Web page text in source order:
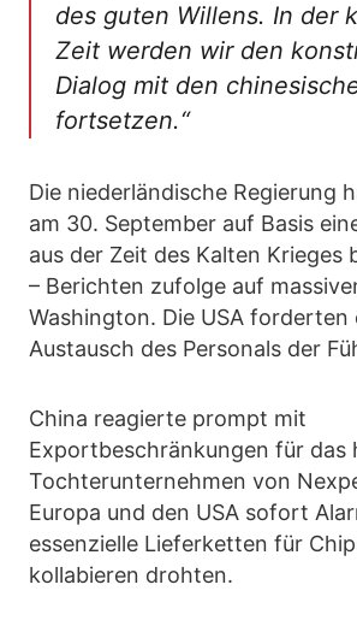
des guten Willens. In der
Zeit werden wir den
Dialog mit den
fortsetzen.“
Die niederländische Regierung
am 30. September auf Basis
aus der Zeit des Kalten Krieges
– Berichten zufolge auf
Washington. Die USA forderten
Austausch des Personals der
China reagierte prompt mit
Exportbeschränkungen für das
Tochterunternehmen von
Europa und den USA sofort
essenzielle Lieferketten für
kollabieren drohten.